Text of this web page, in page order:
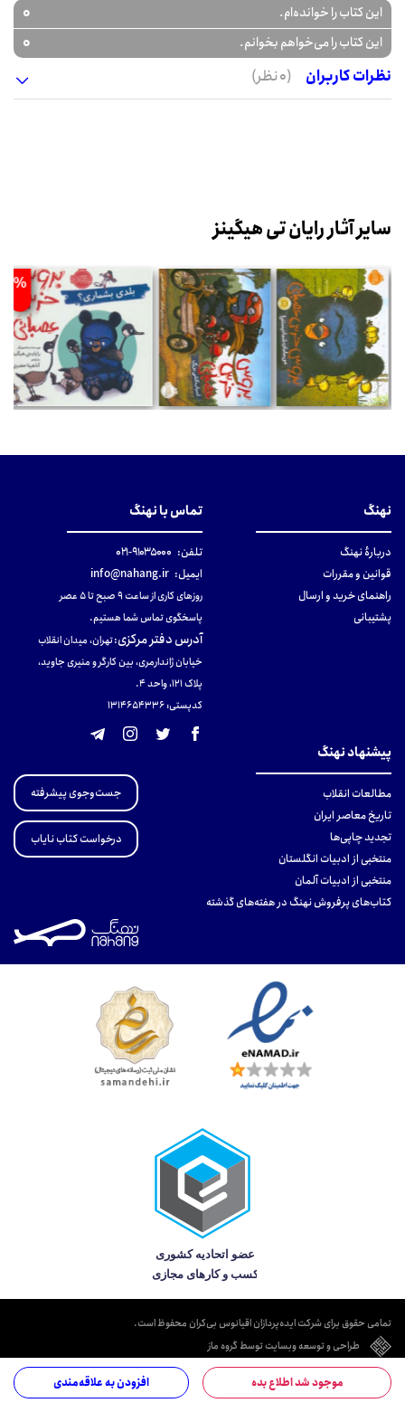
این کتاب را خوانده‌ام. 0
این کتاب را می‌خواهم بخوانم.
0
نظرات کاربران
(0 نظر)
موجود شد اطلاع بده افزودن به علاقه‌مندی
سایر آثار رایان تی هیگینز
%
نهنگ
دربارهٔ نهنگ
قوانین و مقررات
راهنمای خرید و ارسال
پشتیبانی
تماس با نهنگ
تلفن: ۹۱۰۳۵۰۰۰-۰۲۱
ایمیل: info@nahang.ir
روزهای کاری از ساعت ۹ صبح تا ۵ عصر
پاسخگوی تماس شما هستیم.
آدرس دفتر مرکزی:تهران، میدان انقلاب
خیابان ژاندارمری، بین کارگر و منیری جاوید،
پلاک 121، واحد ۴.
کدپستی: 131465433۶
پیشنهاد نهنگ
مطالعات انقلاب
تاریخ معاصر ایران
تجدید چاپی‌ها
منتخبی از ادبیات انگلستان
منتخبی از ادبیات آلمان
کتاب‌های پرفروش نهنگ در هفته‌های گذشته
جست‌وجوی پیشرفته
درخواست کتاب نایاب
تمامی حقوق برای شرکت ایده‌پردازان اقیانوس بی‌کران محفوظ است.
طراحی و توسعه وبسایت توسط گروه ماز